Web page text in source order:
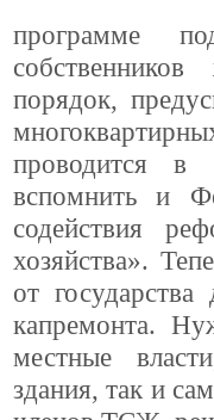
программе
порядок,
проводится
вспомнить и
содействия
хозяйства».
от
капремонта.
местные
здания, так и